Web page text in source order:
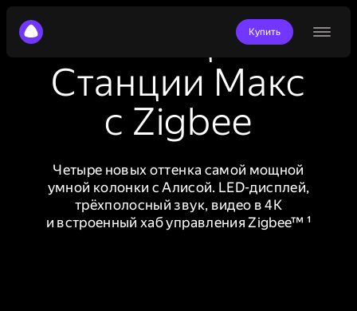
Купить
Новые цвета
Станции Макс
с Zigbee
Четыре новых оттенка самой мощной
умной колонки с Алисой. LED-дисплей,
трёхполосный звук, видео в 4К
и встроенный хаб управления Zigbee™ ¹